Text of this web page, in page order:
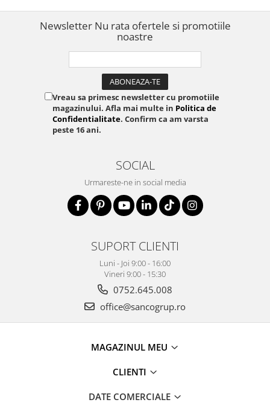
Newsletter Nu rata ofertele si promotiile
noastre
Vreau sa primesc newsletter cu promotiile
magazinului. Afla mai multe in Politica de
Confidentialitate. Confirm ca am varsta
peste 16 ani.
SOCIAL
Urmareste-ne in social media
SUPORT CLIENTI
Luni - Joi 9:00 - 16:00
Vineri 9:00 - 15:30
0752.645.008
office@sancogrup.ro
MAGAZINUL MEU
CLIENTI
DATE COMERCIALE